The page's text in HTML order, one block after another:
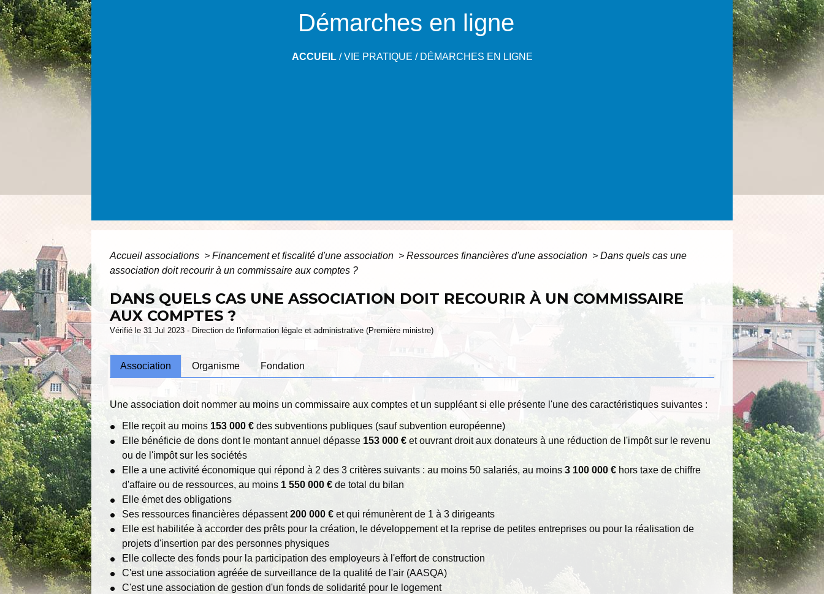
Démarches en ligne
ACCUEIL/VIE PRATIQUE / DÉMARCHES EN LIGNE
Accueil associations > Financement et fiscalité d'une association > Ressources financières d'une association > Dans quels cas une
association doit recourir à un commissaire aux comptes ?
DANS QUELS CAS UNE ASSOCIATION DOIT RECOURIR À UN COMMISSAIRE
AUX COMPTES ?
Vérifié le 31 Jul 2023 - Direction de l'information légale et administrative (Première ministre)
Association Organisme Fondation
Une association doit nommer au moins un commissaire aux comptes et un suppléant si elle présente l'une des caractéristiques suivantes :
Elle reçoit au moins 153 000 € des subventions publiques (sauf subvention européenne)
Elle bénéficie de dons dont le montant annuel dépasse 153 000 € et ouvrant droit aux donateurs à une réduction de l'impôt sur le revenu
ou de l'impôt sur les sociétés
Elle a une activité économique qui répond à 2 des 3 critères suivants : au moins 50 salariés, au moins3 100 000 € hors taxe de chiffre
d'affaire ou de ressources, au moins 1 550 000 € de total du bilan
Elle émet des obligations
Ses ressources financières dépassent200 000 € et qui rémunèrent de 1 à 3 dirigeants
Elle est habilitée à accorder des prêts pour la création, le développement et la reprise de petites entreprises ou pour la réalisation de
projets d'insertion par des personnes physiques
Elle collecte des fonds pour la participation des employeurs à l'effort de construction
C'est une association agréée de surveillance de la qualité de l'air (AASQA)
C'est une association de gestion d'un fonds de solidarité pour le logement